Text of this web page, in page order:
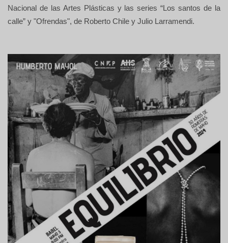
Nacional de las Artes Plásticas y las series “Los santos de la
calle” y "Ofrendas", de Roberto Chile y Julio Larramendi.